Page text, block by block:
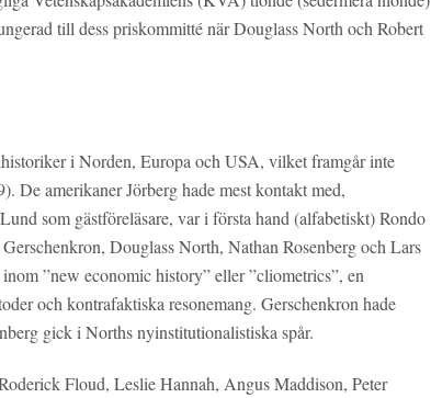
till dess priskommitté när Douglass North och Robert
i Norden, Europa och USA, vilket framgår inte
De amerikaner Jörberg hade mest kontakt med,
som gästföreläsare, var i första hand (alfabetiskt) Rondo
Douglass North, Nathan Rosenberg och Lars
”new economic history” eller ”cliometrics”, en
och kontrafaktiska resonemang. Gerschenkron hade
gick i Norths nyinstitutionalistiska spår.
Floud, Leslie Hannah, Angus Maddison, Peter